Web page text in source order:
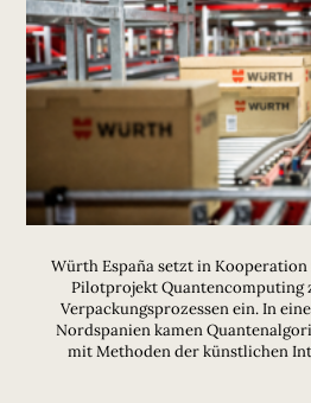
Würth España setzt in
Pilotprojekt Quantencomputing
Verpackungsprozessen ein. In
Nordspanien kamen
mit Methoden der künstlichen